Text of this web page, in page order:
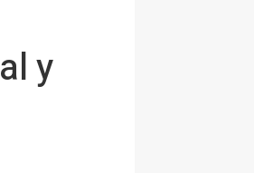
y